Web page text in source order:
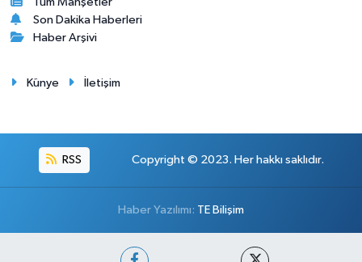
Son Dakika Haberleri
Haber Arşivi
Künye İletişim
RSS Copyright © 2023. Her hakkı saklıdır.
Haber Yazılımı: TE Bilişim